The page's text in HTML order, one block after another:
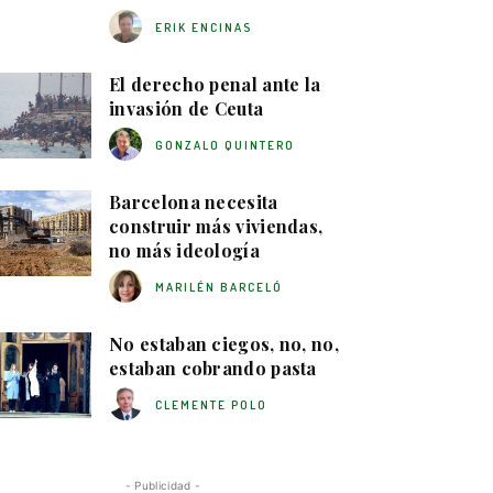
ERIK ENCINAS
El derecho penal ante la
invasión de Ceuta
GONZALO QUINTERO
Barcelona necesita
construir más viviendas,
no más ideología
MARILÉN BARCELÓ
No estaban ciegos, no, no,
estaban cobrando pasta
CLEMENTE POLO
- Publicidad -